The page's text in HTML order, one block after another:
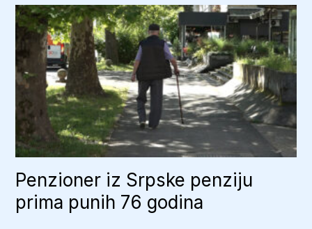
Penzioner iz Srpske penziju
prima punih 76 godina